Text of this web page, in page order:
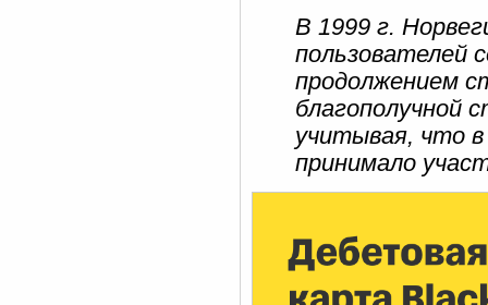
В 1999 г.
пользователей
продолжением
благополучной
учитывая, что в
принимало